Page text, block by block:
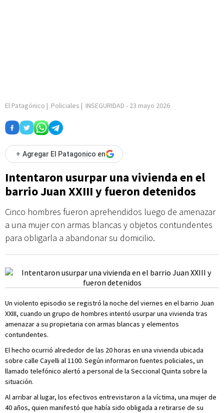
El Patagónico | Policiales | INSEGURIDAD - 23 mayo 2026
+ Agregar El Patagonico en
Intentaron usurpar una vivienda en el
barrio Juan XXIII y fueron detenidos
Cinco hombres fueron aprehendidos luego de amenazar
a una mujer con armas blancas y objetos contundentes
para obligarla a abandonar su domicilio.
Un violento episodio se registró la noche del viernes en el barrio Juan
XXIII, cuando un grupo de hombres intentó usurpar una vivienda tras
amenazar a su propietaria con armas blancas y elementos
contundentes.
El hecho ocurrió alrededor de las 20 horas en una vivienda ubicada
sobre calle Cayelli al 1100. Según informaron fuentes policiales, un
llamado telefónico alertó a personal de la Seccional Quinta sobre la
situación.
Al arribar al lugar, los efectivos entrevistaron a la víctima, una mujer de
40 años, quien manifestó que había sido obligada a retirarse de su